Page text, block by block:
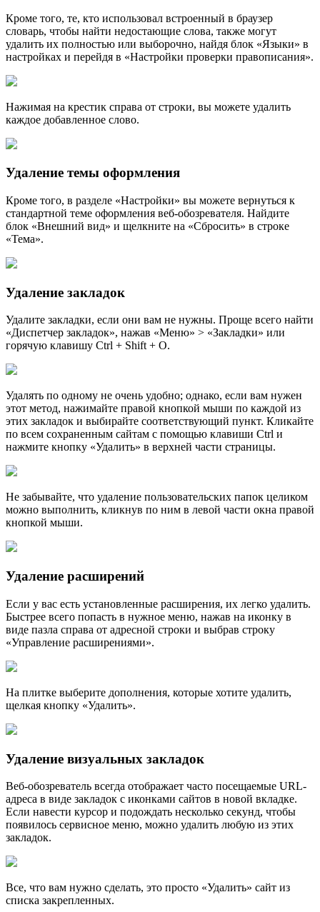
Кроме того, те, кто использовал встроенный в браузер
словарь, чтобы найти недостающие слова, также могут
удалить их полностью или выборочно, найдя блок «Языки» в
настройках и перейдя в «Настройки проверки правописания».
Нажимая на крестик справа от строки, вы можете удалить
каждое добавленное слово.
Удаление темы оформления
Кроме того, в разделе «Настройки» вы можете вернуться к
стандартной теме оформления веб-обозревателя. Найдите
блок «Внешний вид» и щелкните на «Сбросить» в строке
«Тема».
Удаление закладок
Удалите закладки, если они вам не нужны. Проще всего найти
«Диспетчер закладок», нажав «Меню» > «Закладки» или
горячую клавишу Ctrl + Shift + O.
Удалять по одному не очень удобно; однако, если вам нужен
этот метод, нажимайте правой кнопкой мыши по каждой из
этих закладок и выбирайте соответствующий пункт. Кликайте
по всем сохраненным сайтам с помощью клавиши Ctrl и
нажмите кнопку «Удалить» в верхней части страницы.
Не забывайте, что удаление пользовательских папок целиком
можно выполнить, кликнув по ним в левой части окна правой
кнопкой мыши.
Удаление расширений
Если у вас есть установленные расширения, их легко удалить.
Быстрее всего попасть в нужное меню, нажав на иконку в
виде пазла справа от адресной строки и выбрав строку
«Управление расширениями».
На плитке выберите дополнения, которые хотите удалить,
щелкая кнопку «Удалить».
Удаление визуальных закладок
Веб-обозреватель всегда отображает часто посещаемые URL-
адреса в виде закладок с иконками сайтов в новой вкладке.
Если навести курсор и подождать несколько секунд, чтобы
появилось сервисное меню, можно удалить любую из этих
закладок.
Все, что вам нужно сделать, это просто «Удалить» сайт из
списка закрепленных.